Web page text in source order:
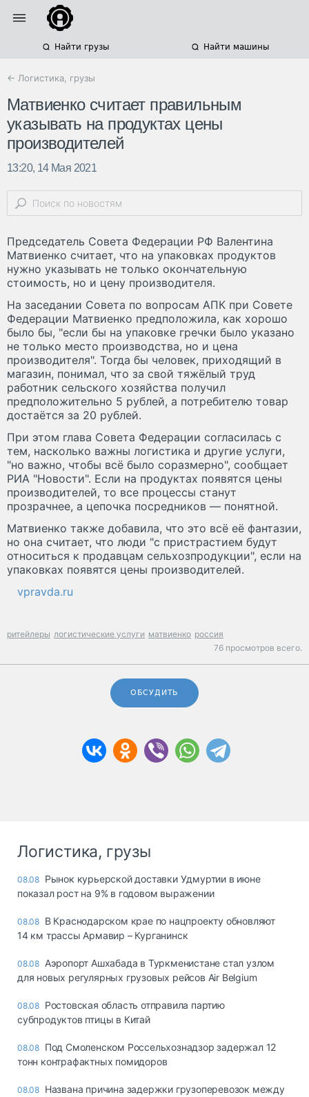
Найти грузы Найти машины
← Логистика, грузы
Матвиенко считает правильным
указывать на продуктах цены
производителей
13:20, 14 Мая 2021
Председатель Совета Федерации РФ Валентина
Матвиенко считает, что на упаковках продуктов
нужно указывать не только окончательную
стоимость, но и цену производителя.
На заседании Совета по вопросам АПК при Совете
Федерации Матвиенко предположила, как хорошо
было бы, "если бы на упаковке гречки было указано
не только место производства, но и цена
производителя". Тогда бы человек, приходящий в
магазин, понимал, что за свой тяжёлый труд
работник сельского хозяйства получил
предположительно 5 рублей, а потребителю товар
достаётся за 20 рублей.
При этом глава Совета Федерации согласилась с
тем, насколько важны логистика и другие услуги,
"но важно, чтобы всё было соразмерно", сообщает
РИА "Новости". Если на продуктах появятся цены
производителей, то все процессы станут
прозрачнее, а цепочка посредников — понятной.
Матвиенко также добавила, что это всё её фантазии,
но она считает, что люди "с пристрастием будут
относиться к продавцам сельхозпродукции", если на
упаковках появятся цены производителей.
vpravda.ru
ритейлеры логистические услуги матвиенко россия
76 просмотров всего.
ОБСУДИТЬ
Логистика, грузы
08.08 Рынок курьерской доставки Удмуртии в июне
показал рост на 9% в годовом выражении
08.08 В Краснодарском крае по нацпроекту обновляют
14 км трассы Армавир – Курганинск
08.08 Аэропорт Ашхабада в Туркменистане стал узлом
для новых регулярных грузовых рейсов Air Belgium
08.08 Ростовская область отправила партию
субпродуктов птицы в Китай
08.08 Под Смоленском Россельхознадзор задержал 12
тонн контрафактных помидоров
08.08 Названа причина задержки грузоперевозок между